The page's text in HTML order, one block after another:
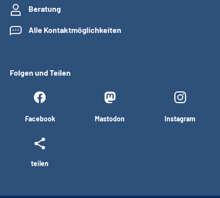
Beratung
Alle Kontaktmöglichkeiten
Folgen und Teilen
Facebook Mastodon Instagram
teilen